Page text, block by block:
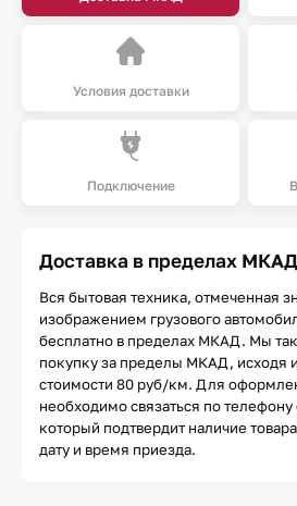
Условия доставки
Подключение
Доставка в пределах
Вся бытовая техника, отмеченная
изображением грузового
бесплатно в пределах МКАД. Мы
покупку за пределы МКАД, исходя
стоимости 80 руб/км. Для
необходимо связаться по
который подтвердит наличие
дату и время приезда.